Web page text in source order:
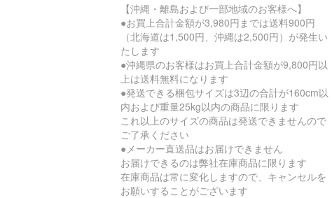
【沖縄・離島および一部地域のお客様へ】
●お買上合計金額が3,980円までは送料900円
（北海道は1,500円、沖縄は2,500円）が発生い
たします
●沖縄県のお客様はお買上合計金額が9,800円以
上は送料無料になります
●発送できる梱包サイズは3辺の合計が160cm以
内および重量25kg以内の商品に限ります
これ以上のサイズの商品は発送できませんので
ご了承ください
●メーカー直送品はお届けできません
お届けできるのは弊社在庫商品に限ります
在庫商品は常に変化しますので、キャンセルを
お願いすることがございます